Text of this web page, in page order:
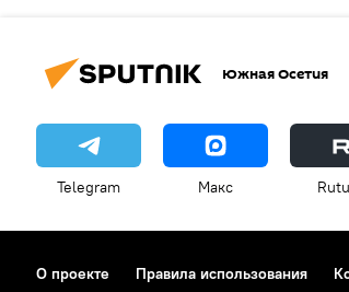
Южная Осетия
Telegram Макс
О проекте Правила использования